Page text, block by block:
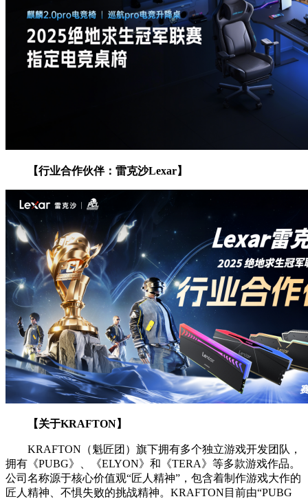
【行业合作伙伴：雷克沙Lexar】
【关于KRAFTON】
KRAFTON（魁匠团）旗下拥有多个独立游戏开发团队，
拥有《PUBG》、《ELYON》和《TERA》等多款游戏作品。
公司名称源于核心价值观“匠人精神”，包含着制作游戏大作的
匠人精神、不惧失败的挑战精神。KRAFTON目前由“PUBG